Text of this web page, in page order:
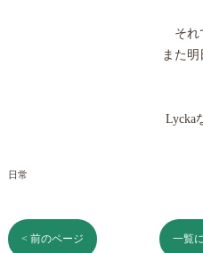
それ
また明
Lycka
日常
< 前のページ 一覧